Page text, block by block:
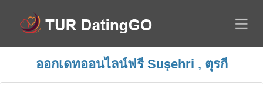
ออกเดทออนไลน์ฟรี Suşehri , ตุรกี